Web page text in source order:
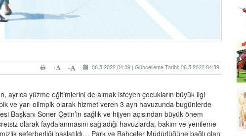
06.5.2022 04:39 | Güncelleme Tarihi: 06.5.2022 04:39
-
+
ayrıca yüzme eğitimlerini de almak isteyen çocukların büyük ilgi
ve yarı olimpik olarak hizmet veren 3 ayrı havuzunda bugünlerde
Başkanı Soner Çetin’in sağlık ve hijyen açısından büyük önem
olarak faydalanmasını sağladığı havuzlarda, bakım ve yenileme
seferberliği başlatıldı… Park ve Bahçeler Müdürlüğüne bağlı olan